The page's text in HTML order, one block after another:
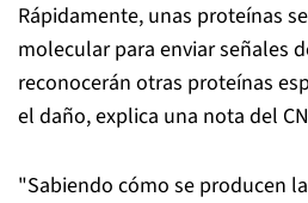
Rápidamente, unas proteínas
molecular para enviar señales
reconocerán otras proteínas
el daño, explica una nota del
"Sabiendo cómo se producen